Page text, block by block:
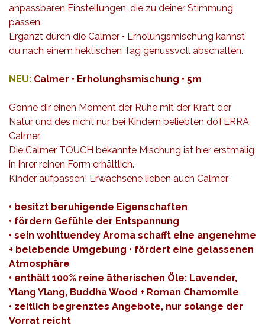
anpassbaren Einstellungen, die zu deiner Stimmung
passen.
Ergänzt durch die Calmer • Erholungsmischung kannst
du nach einem hektischen Tag genussvoll abschalten.
NEU: Calmer • Erholunghsmischung • 5m
Gönne dir einen Moment der Ruhe mit der Kraft der
Natur und des nicht nur bei Kindern beliebten dōTERRA
Calmer.
Die Calmer TOUCH bekannte Mischung ist hier erstmalig
in ihrer reinen Form erhältlich.
Kinder aufpassen! Erwachsene lieben auch Calmer.
• besitzt beruhigende Eigenschaften
• fördern Gefühle der Entspannung
• sein wohltuendey Aroma schafft eine angenehme
+ belebende Umgebung • fördert eine gelassenen
Atmosphäre
• enthält 100% reine ätherischen Öle: Lavender,
Ylang Ylang, Buddha Wood + Roman Chamomile
• zeitlich begrenztes Angebote, nur solange der
Vorrat reicht